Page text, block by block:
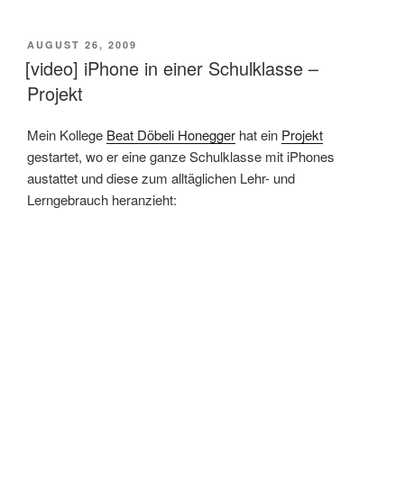
VERÖFFENTLICHT
AM
AUGUST 26, 2009
[video] iPhone in einer Schulklasse –
Projekt
Mein Kollege Beat Döbeli Honegger hat ein Projekt
gestartet, wo er eine ganze Schulklasse mit iPhones
austattet und diese zum alltäglichen Lehr- und
Lerngebrauch heranzieht: